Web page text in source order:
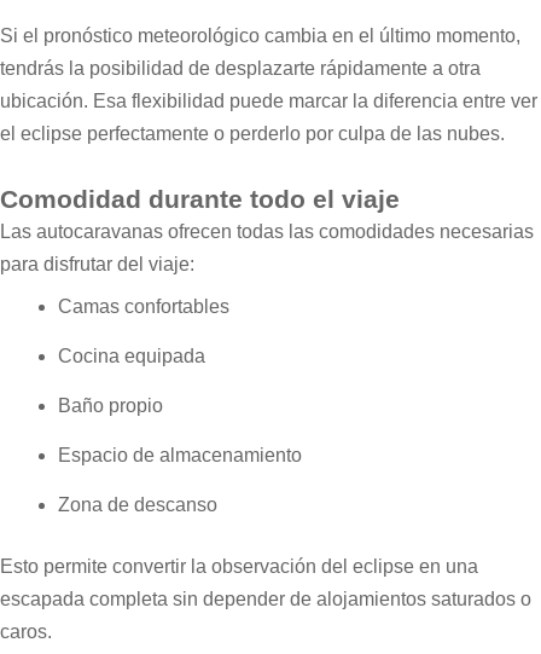
Si el pronóstico meteorológico cambia en el último momento,
tendrás la posibilidad de desplazarte rápidamente a otra
ubicación. Esa flexibilidad puede marcar la diferencia entre ver
el eclipse perfectamente o perderlo por culpa de las nubes.
Comodidad durante todo el viaje
Las autocaravanas ofrecen todas las comodidades necesarias
para disfrutar del viaje:
Camas confortables
Cocina equipada
Baño propio
Espacio de almacenamiento
Zona de descanso
Esto permite convertir la observación del eclipse en una
escapada completa sin depender de alojamientos saturados o
caros.